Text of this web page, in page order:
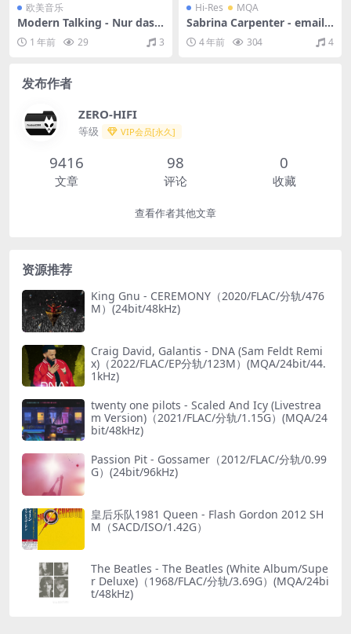
欧美音乐
Modern Talking - Nur das B
este: Die Hits der 80er（20
04/FLAC/分轨/442M）
1 年前 29 3
Hi-Res MQA
Sabrina Carpenter - emails
i can't send（2022/FLAC/分
轨/454M）(MQA/24bit/44.1
4 年前 304 4
发布作者
ZERO-HIFI
等级 VIP会员[永久]
9416
文章
98
评论
0
收藏
查看作者其他文章
资源推荐
King Gnu - CEREMONY（2020/FLAC/分轨/476
M）(24bit/48kHz)
Craig David, Galantis - DNA (Sam Feldt Remi
x)（2022/FLAC/EP分轨/123M）(MQA/24bit/44.
1kHz)
twenty one pilots - Scaled And Icy (Livestrea
m Version)（2021/FLAC/分轨/1.15G）(MQA/24
bit/48kHz)
Passion Pit - Gossamer（2012/FLAC/分轨/0.99
G）(24bit/96kHz)
皇后乐队1981 Queen - Flash Gordon 2012 SH
M（SACD/ISO/1.42G）
The Beatles - The Beatles (White Album/Supe
r Deluxe)（1968/FLAC/分轨/3.69G）(MQA/24bi
t/48kHz)